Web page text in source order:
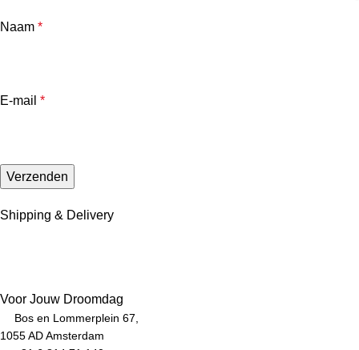
Naam *
E-mail *
Shipping & Delivery
Voor Jouw Droomdag
Bos en Lommerplein 67,
1055 AD Amsterdam